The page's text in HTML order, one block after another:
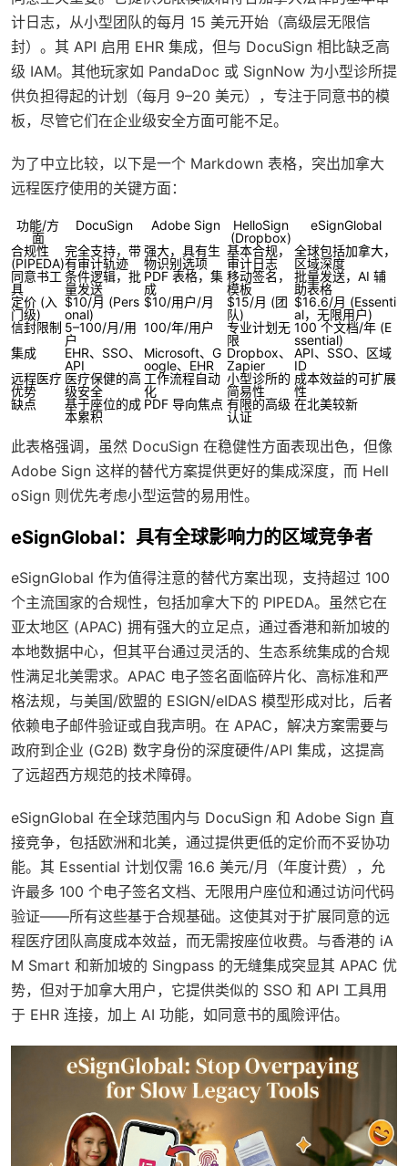
计日志，从小型团队的每月 15 美元开始（高级层无限信
封）。其 API 启用 EHR 集成，但与 DocuSign 相比缺乏高
级 IAM。其他玩家如 PandaDoc 或 SignNow 为小型诊所提
供负担得起的计划（每月 9–20 美元），专注于同意书的模
板，尽管它们在企业级安全方面可能不足。
为了中立比较，以下是一个 Markdown 表格，突出加拿大
远程医疗使用的关键方面：
功能/方
面
DocuSign Adobe Sign
HelloSign
(Dropbox)
eSignGlobal
合规性
(PIPEDA)
完全支持，带
有审计轨迹
强大，具有生
物识别选项
基本合规，
审计日志
全球包括加拿大，
区域深度
同意书工
具
条件逻辑，批
量发送
PDF 表格，集
成
移动签名，
模板
批量发送，AI 辅
助表格
定价 (入
门级)
$10/月 (Pers
onal)
$10/用户/月
$15/月 (团
队)
$16.6/月 (Essenti
al，无限用户)
信封限制 5–100/月/用
户
100/年/用户
专业计划无
限
100 个文档/年 (E
ssential)
集成
EHR、SSO、
API
Microsoft、G
oogle、EHR
Dropbox、
Zapier
API、SSO、区域
ID
远程医疗
优势
医疗保健的高
级安全
工作流程自动
化
小型诊所的
简易性
成本效益的可扩展
性
缺点
基于座位的成
本累积
PDF 导向焦点 有限的高级
认证
在北美较新
此表格强调，虽然 DocuSign 在稳健性方面表现出色，但像
Adobe Sign 这样的替代方案提供更好的集成深度，而 Hell
oSign 则优先考虑小型运营的易用性。
eSignGlobal：具有全球影响力的区域竞争者
eSignGlobal 作为值得注意的替代方案出现，支持超过 100
个主流国家的合规性，包括加拿大下的 PIPEDA。虽然它在
亚太地区 (APAC) 拥有强大的立足点，通过香港和新加坡的
本地数据中心，但其平台通过灵活的、生态系统集成的合规
性满足北美需求。APAC 电子签名面临碎片化、高标准和严
格法规，与美国/欧盟的 ESIGN/eIDAS 模型形成对比，后者
依赖电子邮件验证或自我声明。在 APAC，解决方案需要与
政府到企业 (G2B) 数字身份的深度硬件/API 集成，这提高
了远超西方规范的技术障碍。
eSignGlobal 在全球范围内与 DocuSign 和 Adobe Sign 直
接竞争，包括欧洲和北美，通过提供更低的定价而不妥协功
能。其 Essential 计划仅需 16.6 美元/月（年度计费），允
许最多 100 个电子签名文档、无限用户座位和通过访问代码
验证——所有这些基于合规基础。这使其对于扩展同意的远
程医疗团队高度成本效益，而无需按座位收费。与香港的 iA
M Smart 和新加坡的 Singpass 的无缝集成突显其 APAC 优
势，但对于加拿大用户，它提供类似的 SSO 和 API 工具用
于 EHR 连接，加上 AI 功能，如同意书的風險评估。